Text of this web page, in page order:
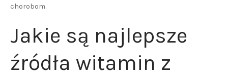
chorobom.
Jakie są najlepsze
źródła witamin z